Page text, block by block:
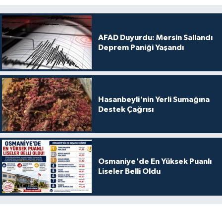
AFAD Duyurdu: Mersin Sallandı
Deprem Paniği Yaşandı
Hasanbeyli'nin Yerli Sumağına
Destek Çağrısı
Osmaniye'de En Yüksek Puanlı
Liseler Belli Oldu